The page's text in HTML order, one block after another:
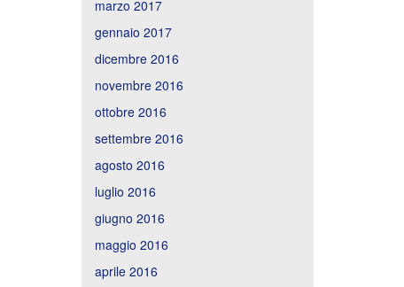
marzo 2017
gennaio 2017
dicembre 2016
novembre 2016
ottobre 2016
settembre 2016
agosto 2016
luglio 2016
giugno 2016
maggio 2016
aprile 2016